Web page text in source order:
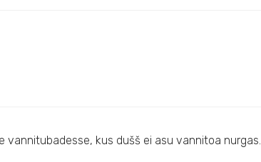
vannitubadesse, kus dušš ei asu vannitoa nurgas.